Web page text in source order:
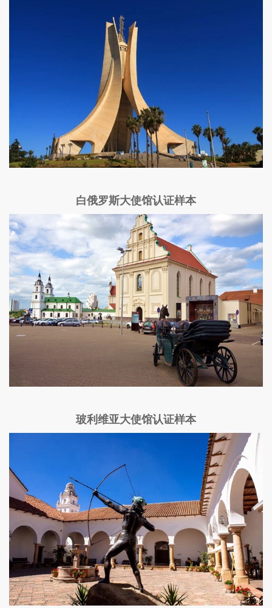
白俄罗斯大使馆认证样本
玻利维亚大使馆认证样本